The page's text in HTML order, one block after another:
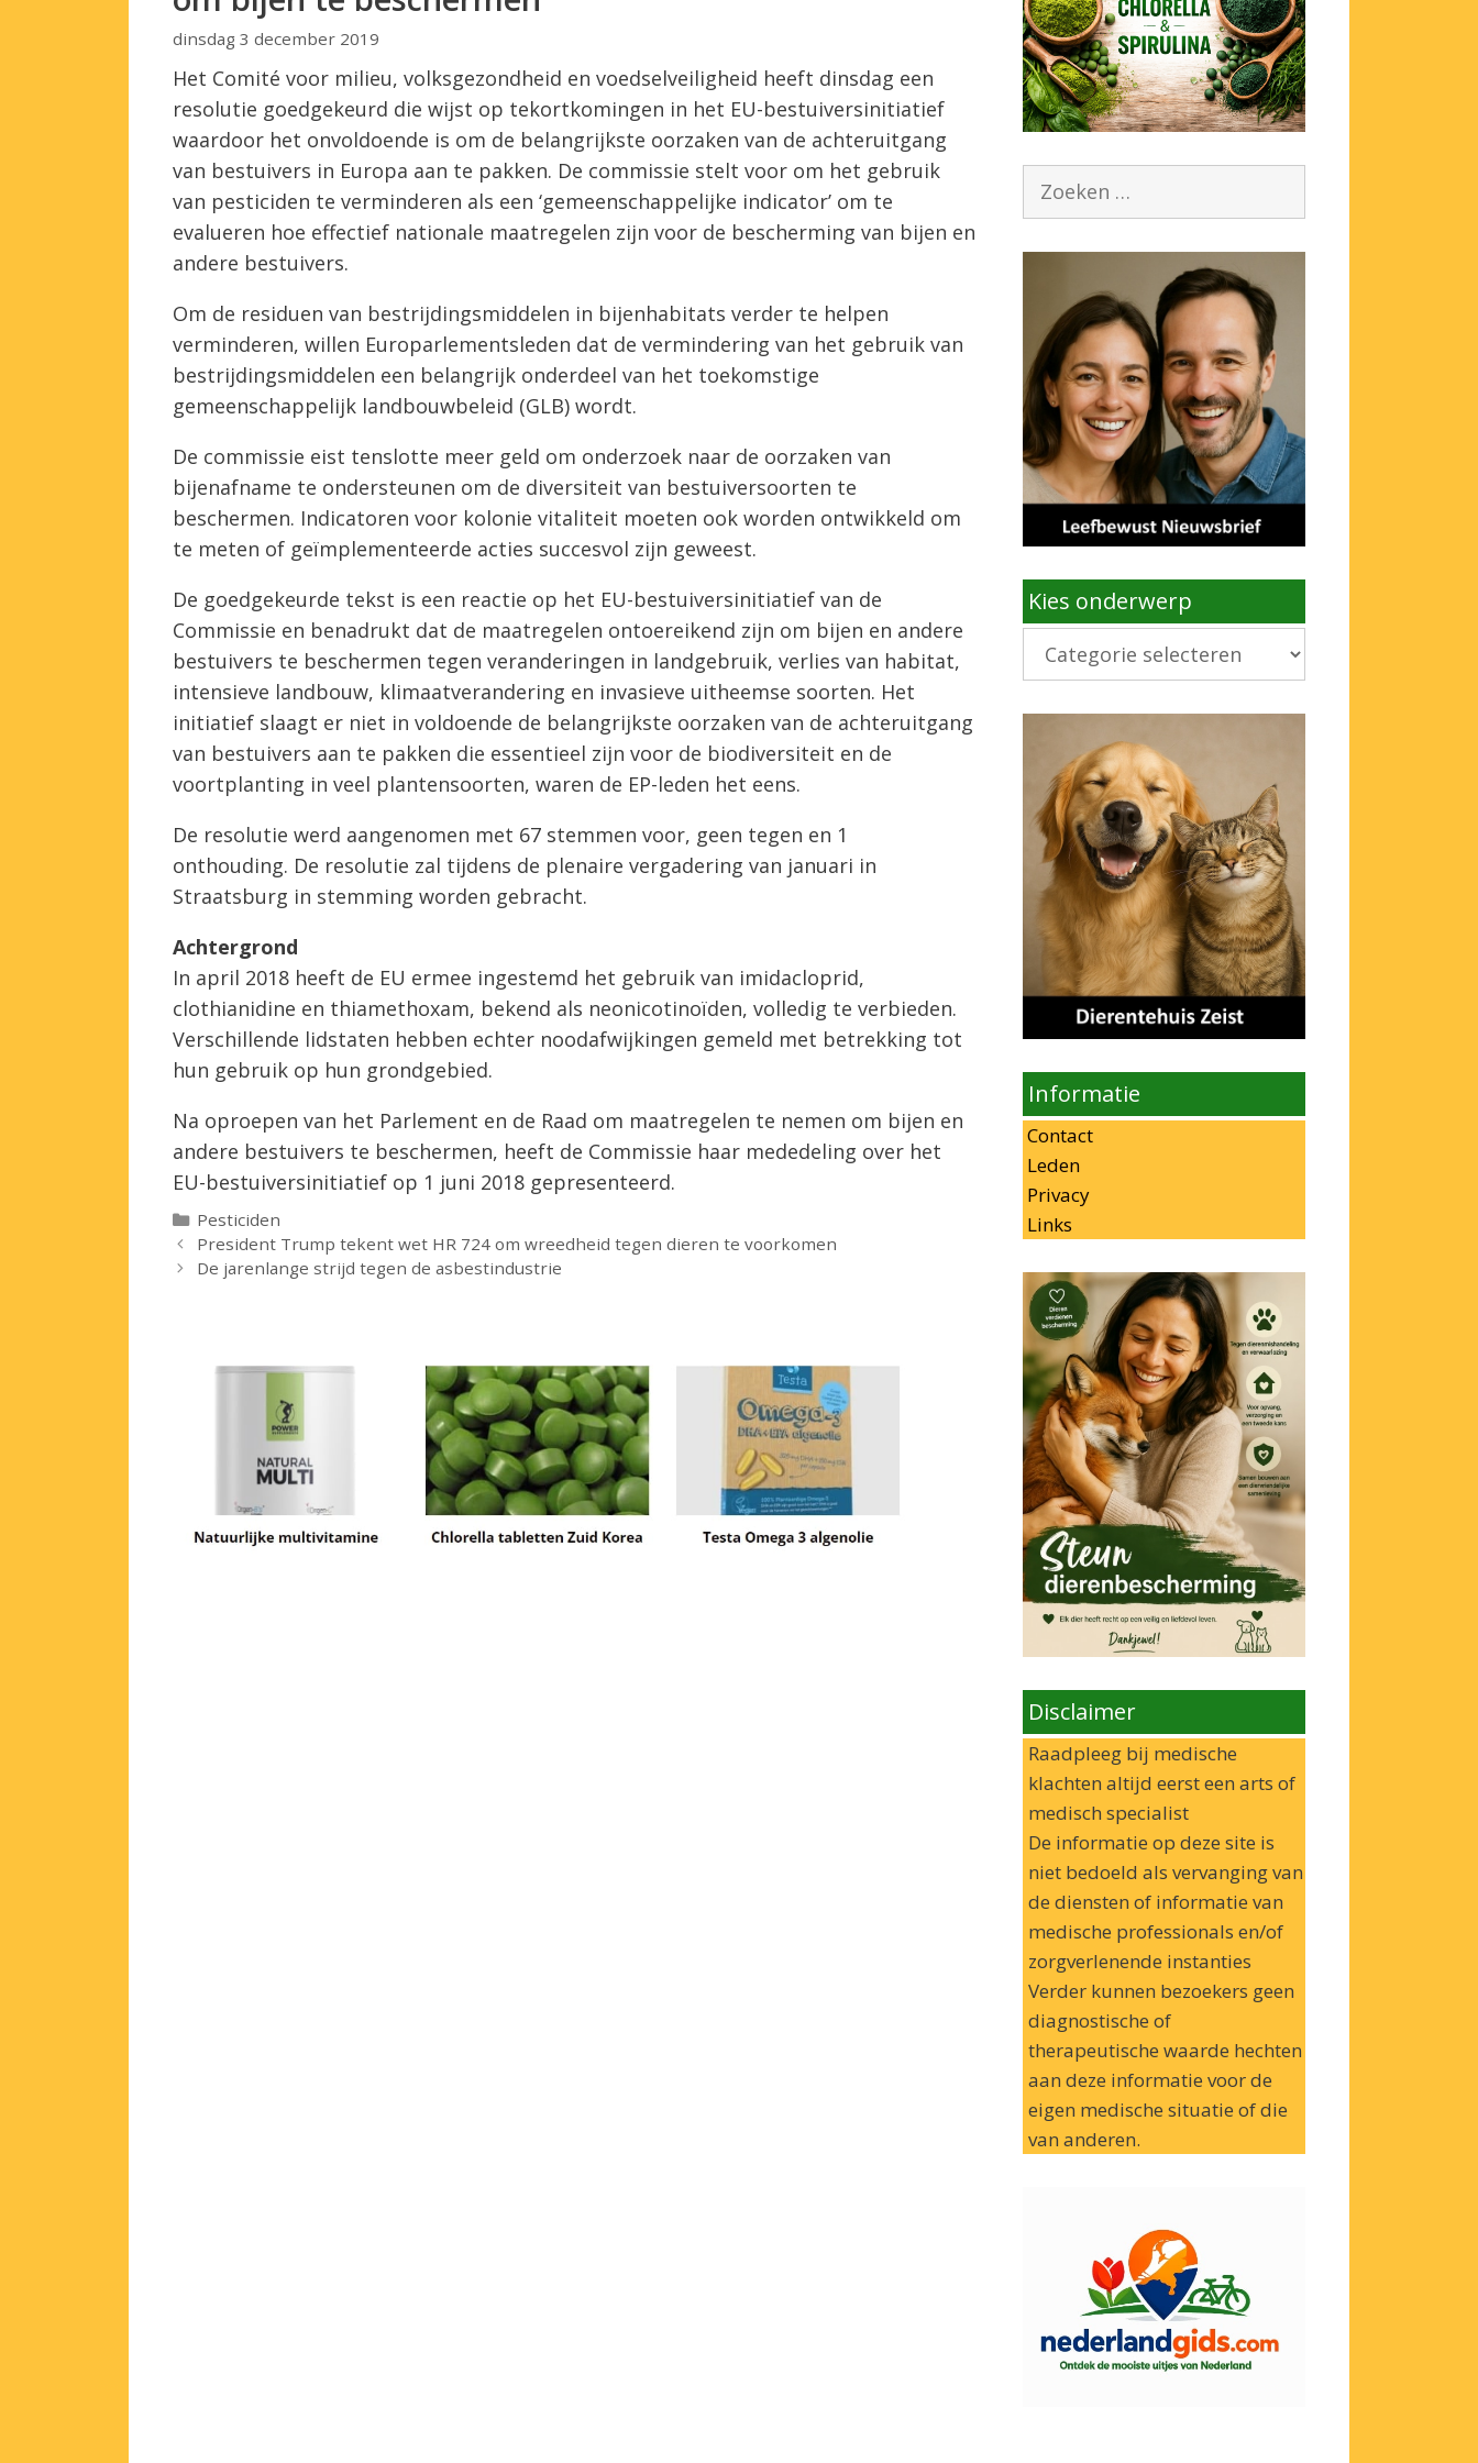
dinsdag 3 december 2019
Het Comité voor milieu, volksgezondheid en voedselveiligheid heeft dinsdag een
resolutie goedgekeurd die wijst op tekortkomingen in het EU-bestuiversinitiatief
waardoor het onvoldoende is om de belangrijkste oorzaken van de achteruitgang
van bestuivers in Europa aan te pakken. De commissie stelt voor om het gebruik
van pesticiden te verminderen als een ‘gemeenschappelijke indicator’ om te
evalueren hoe effectief nationale maatregelen zijn voor de bescherming van bijen en
andere bestuivers.
Om de residuen van bestrijdingsmiddelen in bijenhabitats verder te helpen
verminderen, willen Europarlementsleden dat de vermindering van het gebruik van
bestrijdingsmiddelen een belangrijk onderdeel van het toekomstige
gemeenschappelijk landbouwbeleid (GLB) wordt.
De commissie eist tenslotte meer geld om onderzoek naar de oorzaken van
bijenafname te ondersteunen om de diversiteit van bestuiversoorten te
beschermen. Indicatoren voor kolonie vitaliteit moeten ook worden ontwikkeld om
te meten of geïmplementeerde acties succesvol zijn geweest.
De goedgekeurde tekst is een reactie op het EU-bestuiversinitiatief van de
Commissie en benadrukt dat de maatregelen ontoereikend zijn om bijen en andere
bestuivers te beschermen tegen veranderingen in landgebruik, verlies van habitat,
intensieve landbouw, klimaatverandering en invasieve uitheemse soorten. Het
initiatief slaagt er niet in voldoende de belangrijkste oorzaken van de achteruitgang
van bestuivers aan te pakken die essentieel zijn voor de biodiversiteit en de
voortplanting in veel plantensoorten, waren de EP-leden het eens.
De resolutie werd aangenomen met 67 stemmen voor, geen tegen en 1
onthouding. De resolutie zal tijdens de plenaire vergadering van januari in
Straatsburg in stemming worden gebracht.
Achtergrond
In april 2018 heeft de EU ermee ingestemd het gebruik van imidacloprid,
clothianidine en thiamethoxam, bekend als neonicotinoïden, volledig te verbieden.
Verschillende lidstaten hebben echter noodafwijkingen gemeld met betrekking tot
hun gebruik op hun grondgebied.
Na oproepen van het Parlement en de Raad om maatregelen te nemen om bijen en
andere bestuivers te beschermen, heeft de Commissie haar mededeling over het
EU-bestuiversinitiatief op 1 juni 2018 gepresenteerd.
Categorieën
Pesticiden
President Trump tekent wet HR 724 om wreedheid tegen dieren te voorkomen
De jarenlange strijd tegen de asbestindustrie
Zoek
Kies onderwerp
Kies
onderwerp
Informatie
Contact
Leden
Privacy
Links
Disclaimer
Raadpleeg bij medische
klachten altijd eerst een arts of
medisch specialist
De informatie op deze site is
niet bedoeld als vervanging van
de diensten of informatie van
medische professionals en/of
zorgverlenende instanties
Verder kunnen bezoekers geen
diagnostische of
therapeutische waarde hechten
aan deze informatie voor de
eigen medische situatie of die
van anderen.